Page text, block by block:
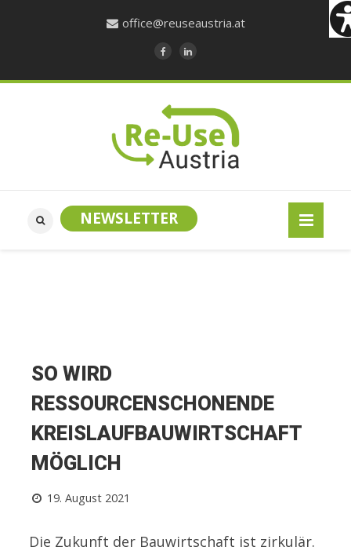
office@reuseaustria.at
NEWSLETTER
SO WIRD
RESSOURCENSCHONENDE
KREISLAUFBAUWIRTSCHAFT
MÖGLICH
19. August 2021
Die Zukunft der Bauwirtschaft ist zirkulär.